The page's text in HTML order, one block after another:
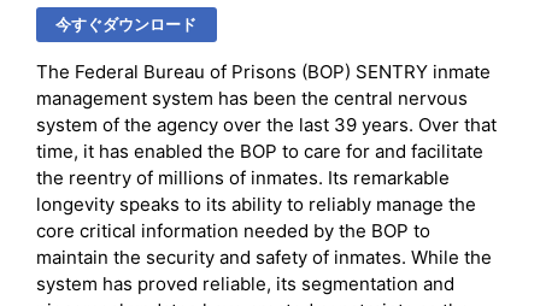
今すぐダウンロード
The Federal Bureau of Prisons (BOP) SENTRY inmate
management system has been the central nervous
system of the agency over the last 39 years. Over that
time, it has enabled the BOP to care for and facilitate
the reentry of millions of inmates. Its remarkable
longevity speaks to its ability to reliably manage the
core critical information needed by the BOP to
maintain the security and safety of inmates. While the
system has proved reliable, its segmentation and